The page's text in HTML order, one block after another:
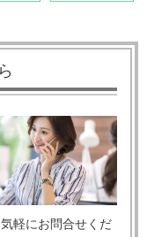
軽にお問合せくだ